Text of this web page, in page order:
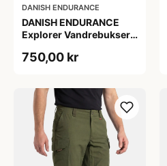
DANISH ENDURANCE
DANISH ENDURANCE
Explorer Vandrebukser,
750,00 kr